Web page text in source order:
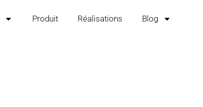
Produit Réalisations Blog